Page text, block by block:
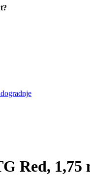
Red, 1,75